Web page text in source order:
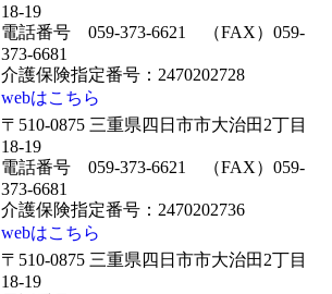
18-19
電話番号 059-373-6621 （FAX）059-
373-6681
介護保険指定番号：2470202728
webはこちら
〒510-0875 三重県四日市市大治田2丁目
18-19
電話番号 059-373-6621 （FAX）059-
373-6681
介護保険指定番号：2470202736
webはこちら
〒510-0875 三重県四日市市大治田2丁目
18-19